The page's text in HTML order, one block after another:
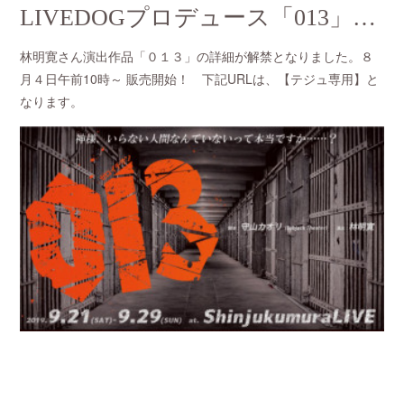
LIVEDOGプロデュース「013」チケット販売情報
林明寛さん演出作品「０１３」の詳細が解禁となりました。８
月４日午前10時～ 販売開始！ 下記URLは、【テジュ専用】と
なります。